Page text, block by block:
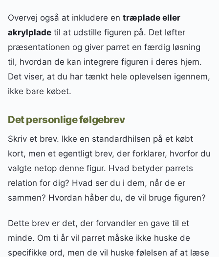
Overvej også at inkludere en træplade eller
akrylplade til at udstille figuren på. Det løfter
præsentationen og giver parret en færdig løsning
til, hvordan de kan integrere figuren i deres hjem.
Det viser, at du har tænkt hele oplevelsen igennem,
ikke bare købet.
Det personlige følgebrev
Skriv et brev. Ikke en standardhilsen på et købt
kort, men et egentligt brev, der forklarer, hvorfor du
valgte netop denne figur. Hvad betyder parrets
relation for dig? Hvad ser du i dem, når de er
sammen? Hvordan håber du, de vil bruge figuren?
Dette brev er det, der forvandler en gave til et
minde. Om ti år vil parret måske ikke huske de
specifikke ord, men de vil huske følelsen af at læse